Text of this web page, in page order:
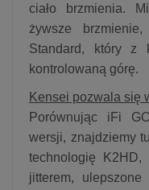
ciało brzmienia.
żywsze
Standard, który z
kontrolowaną górę.
Kensei pozwala się
Porównując iFi
wersji, znajdziemy
technologię
jitterem,